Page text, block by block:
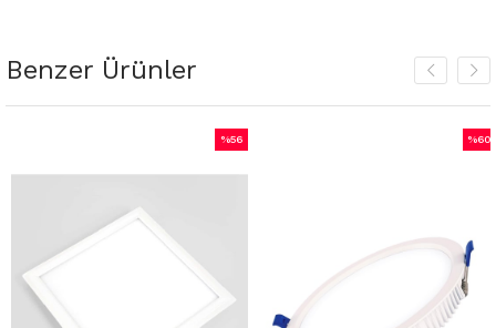
Benzer Ürünler
%56
%60